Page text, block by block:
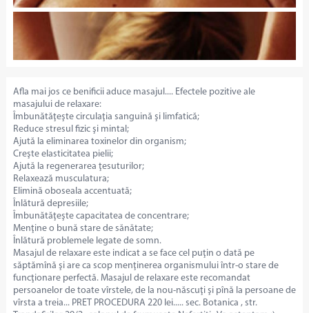
Afla mai jos ce benificii aduce masajul.... Efectele pozitive ale
masajului de relaxare:
Îmbunătăţeşte circulaţia sanguină şi limfatică;
Reduce stresul fizic şi mintal;
Ajută la eliminarea toxinelor din organism;
Creşte elasticitatea pielii;
Ajută la regenerarea ţesuturilor;
Relaxează musculatura;
Elimină oboseala accentuată;
Înlătură depresiile;
Îmbunătăţeşte capacitatea de concentrare;
Menţine o bună stare de sănătate;
Înlătură problemele legate de somn.
Masajul de relaxare este indicat a se face cel puţin o dată pe
săptămînă şi are ca scop menţinerea organismului într-o stare de
funcţionare perfectă. Masajul de relaxare este recomandat
persoanelor de toate vîrstele, de la nou-născuţi şi pînă la persoane de
vîrsta a treia... PRET PROCEDURA 220 lei..... sec. Botanica , str.